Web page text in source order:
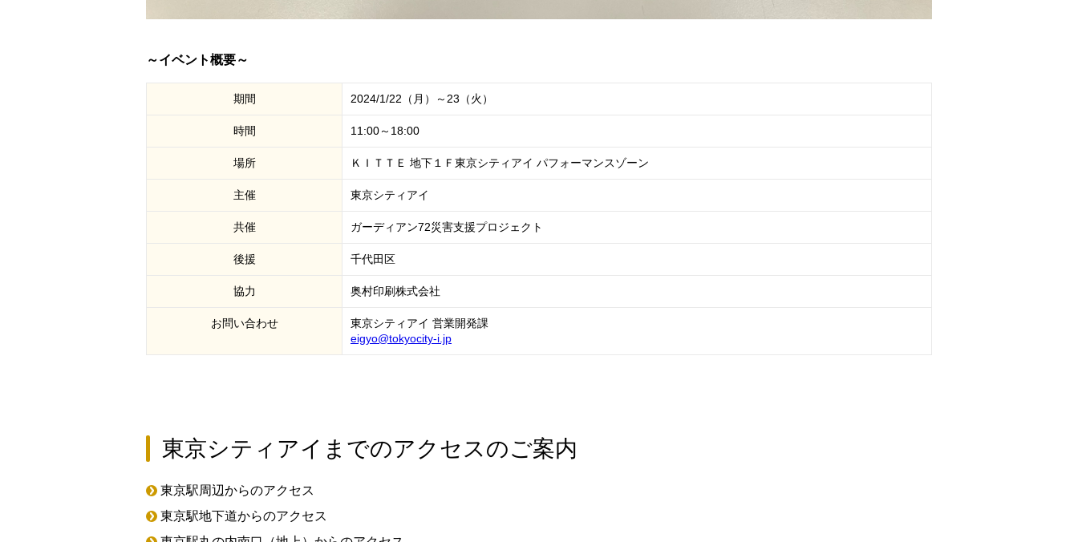
～イベント概要～
期間 2024/1/22（月）～23（火）
時間 11:00～18:00
場所 ＫＩＴＴＥ 地下１Ｆ東京シティアイ パフォーマンスゾーン
主催 東京シティアイ
共催 ガーディアン72災害支援プロジェクト
後援 千代田区
協力 奥村印刷株式会社
お問い合わせ
東京シティアイ 営業開発課
eigyo@tokyocity-i.jp
東京シティアイまでのアクセスのご案内
東京駅周辺からのアクセス
東京駅地下道からのアクセス